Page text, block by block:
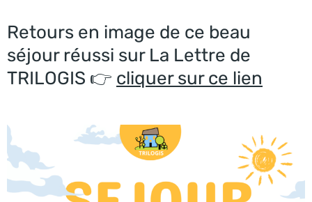
Retours en image de ce beau
séjour réussi sur La Lettre de
TRILOGIS 👉 cliquer sur ce lien